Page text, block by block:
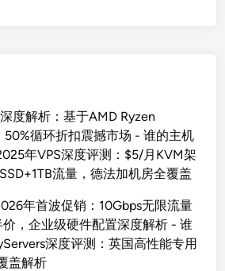
度解析：基于AMD Ryzen
循环折扣震撼市场 - 谁的主机
年VPS深度评测：$5/月KVM架
流量，德法加机房全覆盖
年首波促销：10Gbps无限流量
，企业级硬件配置深度解析 - 谁
深度评测：英国高性能专用
盖解析